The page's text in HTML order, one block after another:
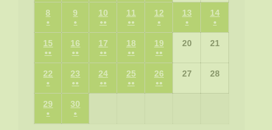
(1
Veranstaltung)
(1
Veranstaltung)
(1
Veranstaltung)
(1
Veranstaltung)
(1
Veranstaltung)
8 08.06.2026
●
(1
Veranstaltung)
9 09.06.2026
●
(1
Veranstaltung)
1010.06.2026
●●
(2
Veranstaltungen)
1111.06.2026
●●
(2
Veranstaltungen)
1212.06.2026
●
(1
Veranstaltung)
1313.06.2026
●
(1
Veranstaltung)
1414.06.2026
●
(1
1515.06.2026
●●
(4
Veranstaltungen)
16 16.06.2026
●●
(4
Veranstaltungen)
1717.06.2026
●●
(4
Veranstaltungen)
1818.06.2026
●●
(4
Veranstaltungen)
1919.06.2026
●●
(4
Veranstaltungen)
2020.06.2026
2121.06.2026
22 22.06.2026
●
(1
Veranstaltung)
23 23.06.2026
●●
(2
Veranstaltungen)
2424.06.2026
●●
(4
2525.06.2026
●●
(2
2626.06.2026
●●
(2
2727.06.2026
2828.06.2026
29 29.06.2026
●
(1
30
●
(1